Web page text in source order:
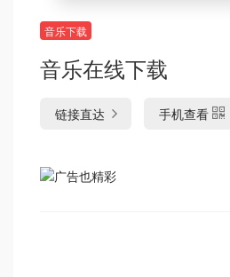
音乐下载
音乐在线下载
链接直达 手机查看